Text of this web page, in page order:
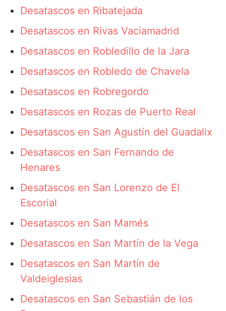
Desatascos en Ribatejada
Desatascos en Rivas Vaciamadrid
Desatascos en Robledillo de la Jara
Desatascos en Robledo de Chavela
Desatascos en Robregordo
Desatascos en Rozas de Puerto Real
Desatascos en San Agustín del Guadalix
Desatascos en San Fernando de
Henares
Desatascos en San Lorenzo de El
Escorial
Desatascos en San Mamés
Desatascos en San Martín de la Vega
Desatascos en San Martín de
Valdeiglesias
Desatascos en San Sebastián de los